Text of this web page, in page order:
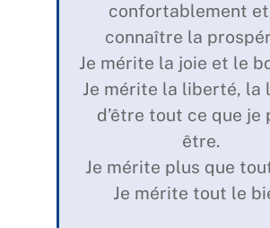
confortablement
connaître la
Je mérite la joie et le
Je mérite la liberté, la
d’être tout ce que je
être.
Je mérite plus que
Je mérite tout le